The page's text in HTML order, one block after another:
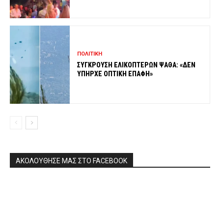
ΠΟΛΙΤΙΚΗ
ΣΥΓΚΡΟΥΣΗ ΕΛΙΚΟΠΤΕΡΩΝ ΨΑΘΑ: «ΔΕΝ
ΥΠΗΡΧΕ ΟΠΤΙΚΗ ΕΠΑΦΗ»
ΑΚΟΛΟΥΘΗΣΕ ΜΑΣ ΣΤΟ FACEBOOK